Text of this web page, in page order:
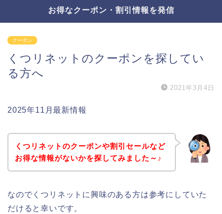
お得なクーポン・割引情報を発信
クーポン
くつリネットのクーポンを探してい
る方へ
2021年3月4日
2025年11月最新情報
くつリネットのクーポンや割引セールなど
お得な情報がないかを探してみました～♪
なのでくつリネットに興味のある方は参考にしていた
だけると幸いです。